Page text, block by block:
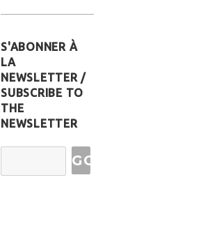
S'ABONNER À
LA
NEWSLETTER /
SUBSCRIBE TO
THE
NEWSLETTER
Email
Address